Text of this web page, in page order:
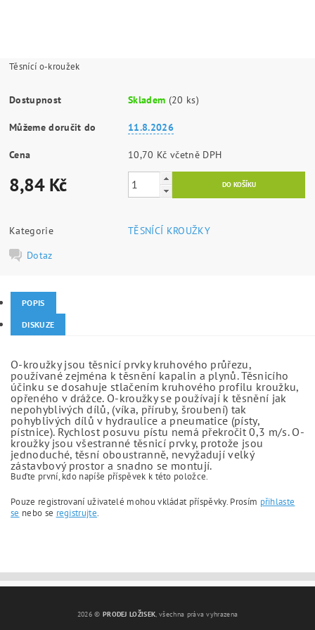
Těsnící o-kroužek
Dostupnost Skladem (20 ks)
Můžeme doručit do 11.8.2026
Cena 10,70 Kč včetně DPH
8,84 Kč
Kategorie
TĚSNÍCÍ KROUŽKY
Dotaz
POPIS
DISKUZE
O-kroužky jsou těsnicí prvky kruhového průřezu,
používané zejména k těsnění kapalin a plynů. Těsnicího
účinku se dosahuje stlačením kruhového profilu kroužku,
opřeného v drážce. O-kroužky se používají k těsnění jak
nepohyblivých dílů, (víka, příruby, šroubení) tak
pohyblivých dílů v hydraulice a pneumatice (písty,
pístnice). Rychlost posuvu pístu nemá překročit 0,3 m/s. O-
kroužky jsou všestranné těsnicí prvky, protože jsou
jednoduché, těsní oboustranně, nevyžadují velký
zástavbový prostor a snadno se montují.
Buďte první, kdo napíše příspěvek k této položce.
Pouze registrovaní uživatelé mohou vkládat příspěvky. Prosím přihlaste
se nebo se registrujte.
2026 © PRODEJ LOŽISEK, všechna práva vyhrazena